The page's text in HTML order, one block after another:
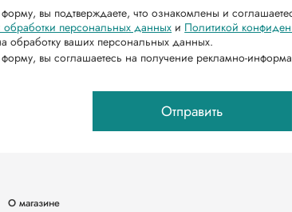
вы подтверждаете, что ознакомлены и
обработки персональных данных и Политикой
обработку ваших персональных данных.
вы соглашаетесь на получение рекламно-
Отправить
О магазине